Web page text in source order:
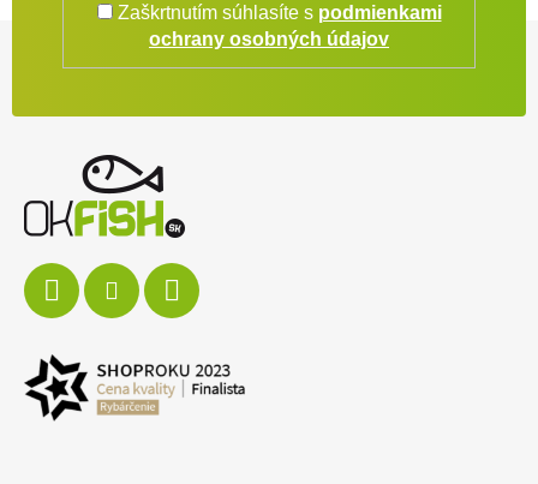
Zaškrtnutím súhlasíte s podmienkami
ochrany osobných údajov